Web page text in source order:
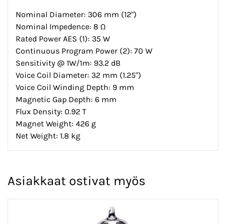
Nominal Diameter: 306 mm (12")
Nominal Impedence: 8 Ω
Rated Power AES (1): 35 W
Continuous Program Power (2): 70 W
Sensitivity @ 1W/1m: 93.2 dB
Voice Coil Diameter: 32 mm (1.25")
Voice Coil Winding Depth: 9 mm
Magnetic Gap Depth: 6 mm
Flux Density: 0.92 T
Magnet Weight: 426 g
Net Weight: 1.8 kg
Asiakkaat ostivat myös